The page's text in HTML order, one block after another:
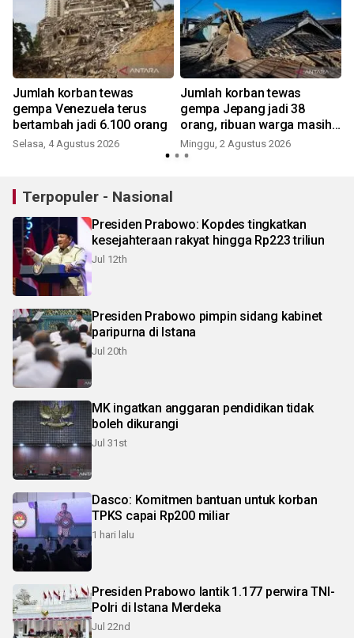
Jumlah korban tewas
gempa Venezuela terus
bertambah jadi 6.100 orang
Selasa, 4 Agustus 2026
Jumlah korban tewas
gempa Jepang jadi 38
orang, ribuan warga masih
mengungsi
Minggu, 2 Agustus 2026
Terpopuler - Nasional
Presiden Prabowo: Kopdes tingkatkan
kesejahteraan rakyat hingga Rp223 triliun
Jul 12th
Presiden Prabowo pimpin sidang kabinet
paripurna di Istana
Jul 20th
MK ingatkan anggaran pendidikan tidak
boleh dikurangi
Jul 31st
Dasco: Komitmen bantuan untuk korban
TPKS capai Rp200 miliar
1 hari lalu
Presiden Prabowo lantik 1.177 perwira TNI-
Polri di Istana Merdeka
Jul 22nd